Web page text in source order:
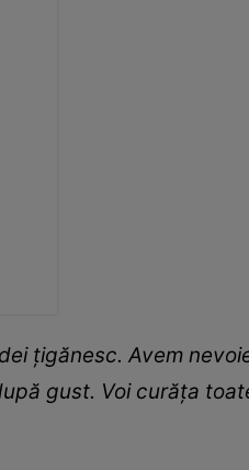
țigănesc. Avem
gust. Voi curăța